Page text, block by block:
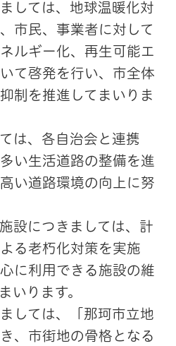
しては、地球温暖化対
市民、事業者に対して
ルギー化、再生可能エ
て啓発を行い、市全体
制を推進してまいりま
は、各自治会と連携
い生活道路の整備を進
い道路環境の向上に努
設につきましては、計
る老朽化対策を実施
に利用できる施設の維
いります。
しては、「那珂市立地
、市街地の骨格となる